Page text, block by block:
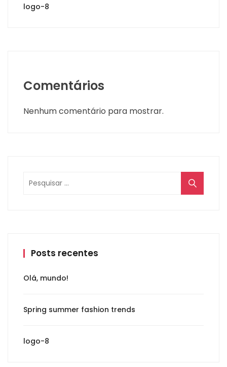
logo-8
Comentários
Nenhum comentário para mostrar.
Posts recentes
Olá, mundo!
Spring summer fashion trends
logo-8